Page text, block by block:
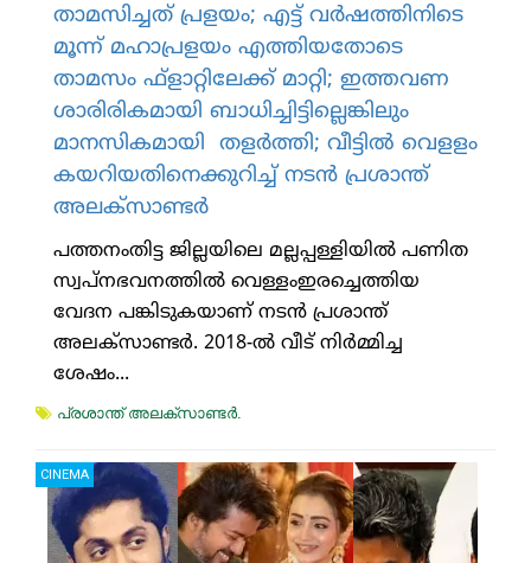
താമസിച്ചത് പ്രളയം; എട്ട് വര്‍ഷത്തിനിടെ
മൂന്ന് മഹാപ്രളയം എത്തിയതോടെ
താമസം ഫ്‌ളാറ്റിലേക്ക് മാറ്റി; ഇത്തവണ
ശാരിരികമായി ബാധിച്ചിട്ടില്ലെങ്കിലും
മാനസികമായി തളര്‍ത്തി; വീട്ടില്‍ വെളളം
കയറിയതിനെക്കുറിച്ച് നടന്‍ പ്രശാന്ത്
അലക്‌സാണ്ടര്‍
പത്തനംതിട്ട ജില്ലയിലെ മല്ലപ്പള്ളിയില്‍ പണിത
സ്വപ്‌നഭവനത്തില്‍ വെള്ളംഇരച്ചെത്തിയ
വേദന പങ്കിടുകയാണ് നടന്‍ പ്രശാന്ത്
അലക്‌സാണ്ടര്‍. 2018-ല്‍ വീട് നിര്‍മ്മിച്ച
ശേഷം...
പ്രശാന്ത് അലക്‌സാണ്ടര്‍.
CINEMA